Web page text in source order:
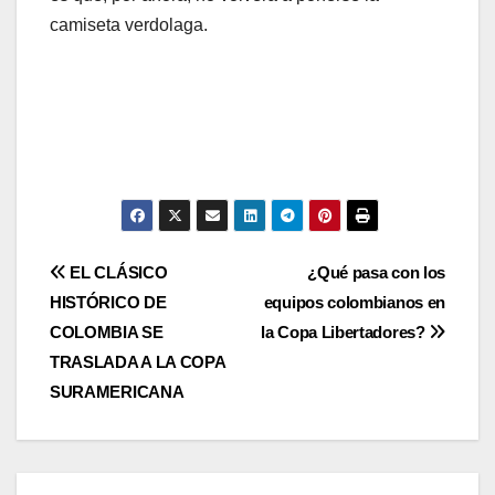
camiseta verdolaga.
¿Qué pasa con los
equipos colombianos en
la Copa Libertadores?
EL CLÁSICO
HISTÓRICO DE
COLOMBIA SE
TRASLADA A LA COPA
SURAMERICANA